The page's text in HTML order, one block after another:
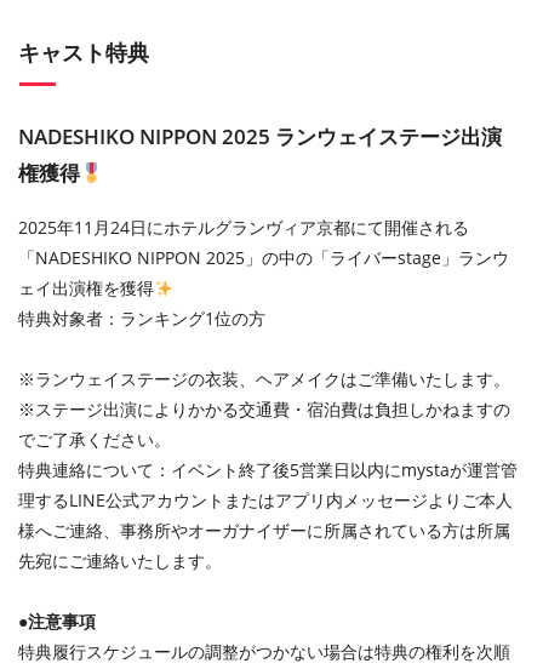
キャスト特典
NADESHIKO NIPPON 2025 ランウェイステージ出演
権獲得
2025年11月24日にホテルグランヴィア京都にて開催される
「NADESHIKO NIPPON 2025」の中の「ライバーstage」ランウ
ェイ出演権を獲得
特典対象者：ランキング1位の方
※ランウェイステージの衣装、ヘアメイクはご準備いたします。
※ステージ出演によりかかる交通費・宿泊費は負担しかねますの
でご了承ください。
特典連絡について：イベント終了後5営業日以内にmystaが運営管
理するLINE公式アカウントまたはアプリ内メッセージよりご本人
様へご連絡、事務所やオーガナイザーに所属されている方は所属
先宛にご連絡いたします。
●注意事項
特典履行スケジュールの調整がつかない場合は特典の権利を次順